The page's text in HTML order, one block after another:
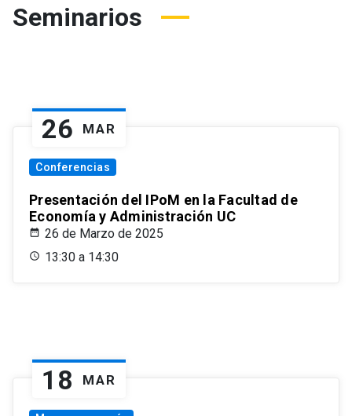
Seminarios
26 MAR
Conferencias
Presentación del IPoM en la Facultad de
Economía y Administración UC
26 de Marzo de 2025
13:30 a 14:30
18 MAR